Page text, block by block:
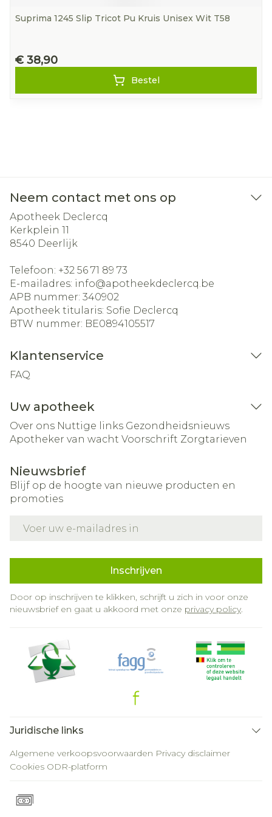
Suprima 1245 Slip Tricot Pu Kruis Unisex Wit T58
€ 38,90
Bestel
Neem contact met ons op
Apotheek Declercq
Kerkplein 11
8540 Deerlijk
Telefoon: +32 56 71 89 73
E-mailadres: info@apotheekdeclercq.be
APB nummer: 340902
Apotheek titularis: Sofie Declercq
BTW nummer: BE0894105517
Klantenservice
FAQ
Uw apotheek
Over ons Nuttige links Gezondheidsnieuws
Apotheker van wacht Voorschrift Zorgtarieven
Nieuwsbrief
Blijf op de hoogte van nieuwe producten en
promoties
Inschrijven
Door op inschrijven te klikken, schrijft u zich in voor onze
nieuwsbrief en gaat u akkoord met onze privacy policy.
Juridische links
Algemene verkoopsvoorwaarden Privacy disclaimer
Cookies ODR-platform